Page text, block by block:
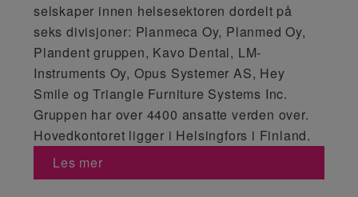
selskaper innen helsesektoren dordelt på
seks divisjoner: Planmeca Oy, Planmed Oy,
Plandent gruppen, Kavo Dental, LM-
Instruments Oy, Opus Systemer AS, Hey
Smile og Triangle Furniture Systems Inc.
Gruppen har over 4400 ansatte verden over.
Hovedkontoret ligger i Helsingfors i Finland.
Les mer